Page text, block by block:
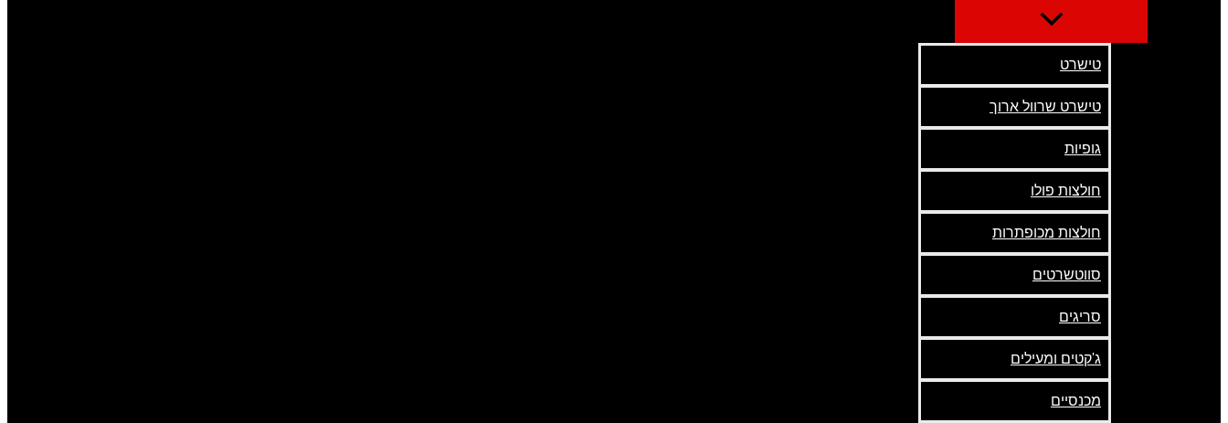
טישרט
טישרט שרוול ארוך
גופיות
חולצות פולו
חולצות מכופתרות
סווטשרטים
סריגים
ג'קטים ומעילים
מכנסיים